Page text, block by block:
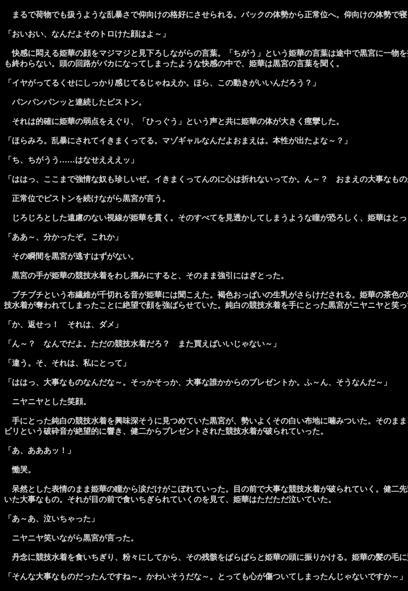
まるで荷物でも扱うような乱暴さで仰向けの格好にさせられる。バックの体勢から正常位へ。仰向けの体勢で
「おいおい、なんだよそのトロけた顔はよ～」
快感に悶える姫華の顔をマジマジと見下ろしながらの言葉。「ちがう」という姫華の言葉は途中で黒宮に一物
も終わらない。頭の回路がバカになってしまったような快感の中で、姫華は黒宮の言葉を聞く。
「イヤがってるくせにしっかり感じてるじゃねえか。ほら、この動きがいいんだろう？」
パンパンパンッと連続したピストン。
それは的確に姫華の弱点をえぐり、「ひっぐう」という声と共に姫華の体が大きく痙攣した。
「ほらみろ。乱暴にされてイきまくってる。マゾギャルなんだよおまえは。本性が出たよな～？」
「ち、ちがうう……はなせえええッ」
「ははっ、ここまで強情な奴も珍しいぜ。イきまくってんのに心は折れないってか。ん～？ おまえの大事なも
正常位でピストンを続けながら黒宮が言う。
じろじろとした遠慮のない視線が姫華を貫く。そのすべてを見透かしてしまうような瞳が恐ろしく、姫華はと
「ああ～、分かったぞ。これか」
その瞬間を黒宮が逃すはずがない。
黒宮の手が姫華の競技水着をわし掴みにすると、そのまま強引にはぎとった。
ブチブチという布繊維が千切れる音が姫華には聞こえた。褐色おっぱいの生乳がさらけだされる。姫華の茶色
技水着が奪われてしまったことに絶望で顔を強ばらせていた。純白の競技水着を手にとった黒宮がニヤニヤと笑っ
「か、返せっ！ それは、ダメ」
「ん～？ なんでだよ。ただの競技水着だろ？ また買えばいいじゃない～」
「違う。そ、それは、私にとって」
「ははっ、大事なものなんだな～。そっかそっか、大事な誰かからのプレゼントか。ふ～ん、そうなんだ～」
ニヤニヤとした笑顔。
手にとった純白の競技水着を興味深そうに見つめていた黒宮が、勢いよくその白い布地に噛みついた。そのま
ビリという破砕音が絶望的に響き、健二からプレゼントされた競技水着が破られていった。
「あ、あああッ！」
慟哭。
呆然とした表情のまま姫華の瞳から涙だけがこぼれていった。目の前で大事な競技水着が破られていく。健二
いた大事なもの。それが目の前で食いちぎられていくのを見て、姫華はただただ泣いていた。
「あ～あ、泣いちゃった」
ニヤニヤ笑いながら黒宮が言った。
丹念に競技水着を食いちぎり、粉々にしてから、その残骸をぱらぱらと姫華の頭に振りかける。姫華の髪の毛に
「そんな大事なものだったんですね～。かわいそうだな～。とっても心が傷ついてしまったんじゃないですか～」